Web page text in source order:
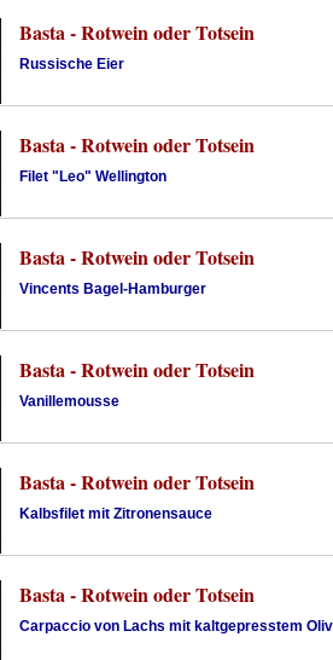
Basta - Rotwein oder Totsein
Russische Eier
Basta - Rotwein oder Totsein
Filet "Leo" Wellington
Basta - Rotwein oder Totsein
Vincents Bagel-Hamburger
Basta - Rotwein oder Totsein
Vanillemousse
Basta - Rotwein oder Totsein
Kalbsfilet mit Zitronensauce
Basta - Rotwein oder Totsein
Carpaccio von Lachs mit kaltgepresstem